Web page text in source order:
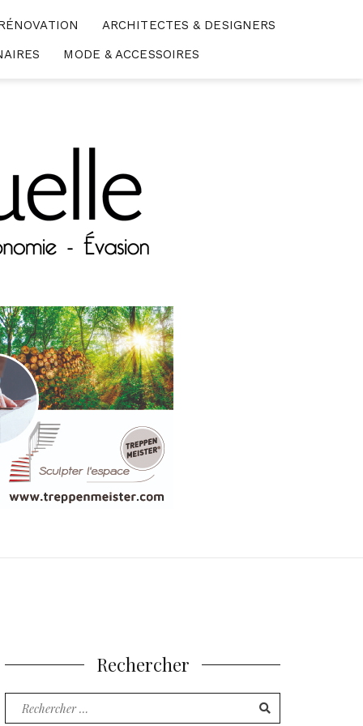
ARCHITECTES & DESIGNERS
MODE & ACCESSOIRES
Rechercher
Recherche
pour